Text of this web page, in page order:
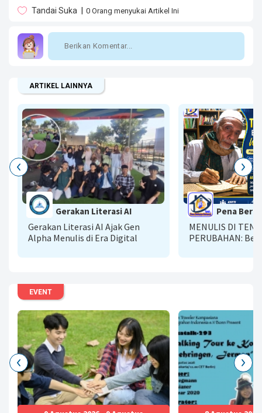
Tandai Suka 0 Orang menyukai Artikel Ini
ARTIKEL LAINNYA
Gerakan Literasi AI
Gerakan Literasi AI Ajak Gen
Alpha Menulis di Era Digital
Pena
MENULIS DI
PERUBAHAN:
EVENT